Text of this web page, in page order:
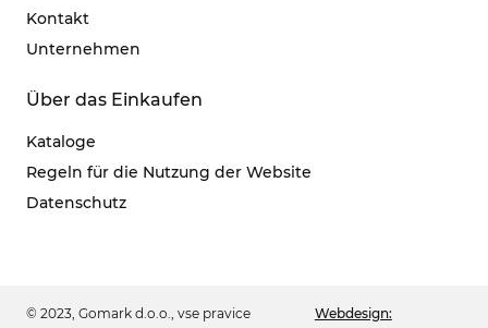
Kontakt
Unternehmen
Über das Einkaufen
Kataloge
Regeln für die Nutzung der Website
Datenschutz
© 2023, Gomark d.o.o., vse pravice
Webdesign: